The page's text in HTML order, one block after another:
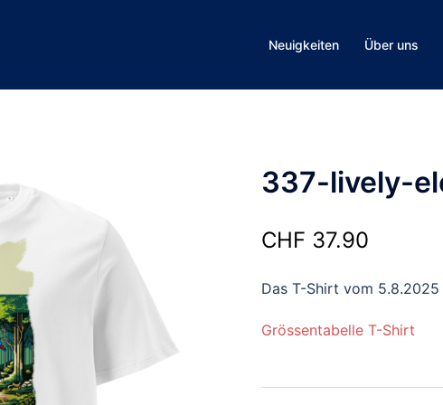
Neuigkeiten Über uns
337-lively-
CHF 37.90
Das T-Shirt vom 5.8.2025
Grössentabelle T-Shirt